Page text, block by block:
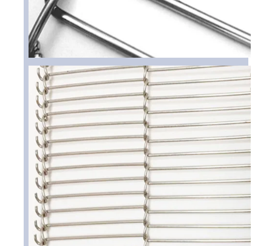
홈
제품 소개
회사 소개
공장 투어
품질 관리
연락처
뉴스
모든 케이스